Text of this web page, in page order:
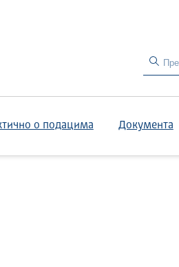
о подацима Документа